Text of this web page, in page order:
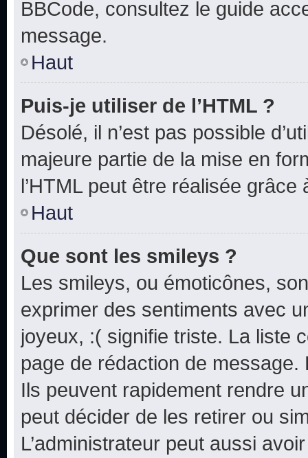
BBCode, consultez le guide
message.
Haut
Puis-je utiliser de l’HTML ?
Désolé, il n’est pas possible
majeure partie de la mise en
l’HTML peut être réalisée grâce
Haut
Que sont les smileys ?
Les smileys, ou émoticônes,
exprimer des sentiments avec
joyeux, :( signifie triste. La liste
page de rédaction de
Ils peuvent rapidement rendre
peut décider de les retirer ou
L’administrateur peut aussi